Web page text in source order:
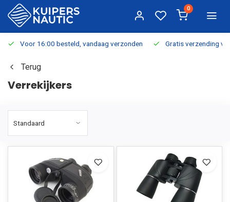
0
Voor 16:00 besteld, vandaag verzonden Gratis verzending
Terug
Verrekijkers